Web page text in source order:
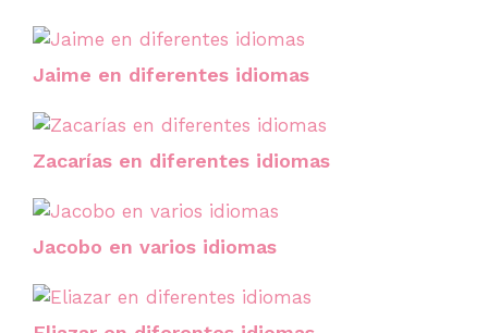
Jaime en diferentes idiomas
Zacarías en diferentes idiomas
Jacobo en varios idiomas